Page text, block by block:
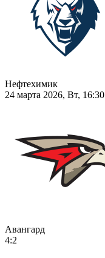
Нефтехимик
24 марта 2026, Вт, 16:30
Авангард
4:2